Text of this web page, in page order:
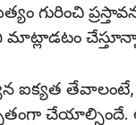
గురించి
మాట్లాడటం
ఐక్యత